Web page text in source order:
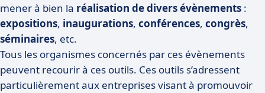
mener à bien la réalisation de divers évènements :
expositions, inaugurations, conférences, congrès,
séminaires, etc.
Tous les organismes concernés par ces évènements
peuvent recourir à ces outils. Ces outils s’adressent
particulièrement aux entreprises visant à promouvoir